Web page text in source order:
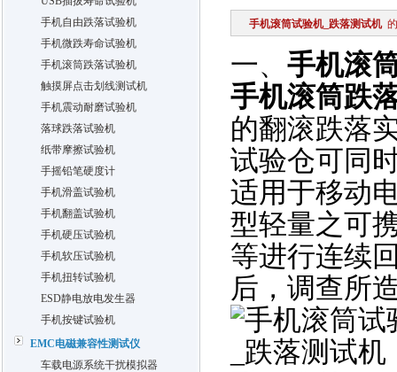
手机滚筒试验机_跌落测试机
一、 手机滚
手机滚筒跌
的翻滚跌落
试验仓可同
适用于移动
型轻量之可
等进行连续
后，调查所
手机自由跌落试验机
手机微跌寿命试验机
手机滚筒跌落试验机
触摸屏点击划线测试机
手机震动耐磨试验机
落球跌落试验机
纸带摩擦试验机
手摇铅笔硬度计
手机滑盖试验机
手机翻盖试验机
手机硬压试验机
手机软压试验机
手机扭转试验机
ESD静电放电发生器
手机按键试验机
EMC电磁兼容性测试仪
车载电源系统干扰模拟器